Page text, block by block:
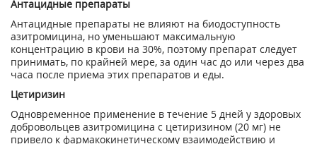
Антацидные препараты
Антацидные препараты не влияют на биодоступность
азитромицина, но уменьшают максимальную
концентрацию в крови на 30%, поэтому препарат следует
принимать, по крайней мере, за один час до или через два
часа после приема этих препаратов и еды.
Цетиризин
Одновременное применение в течение 5 дней у здоровых
добровольцев азитромицина с цетиризином (20 мг) не
привело к фармакокинетическому взаимодействию и